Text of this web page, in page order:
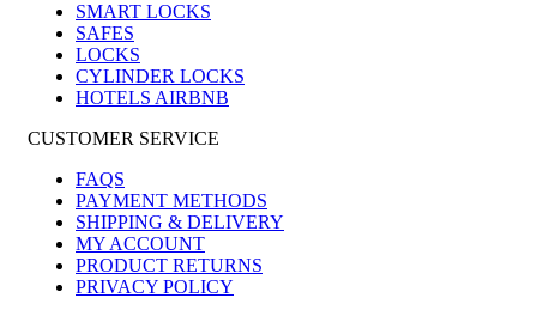
SMART LOCKS
SAFES
LOCKS
CYLINDER LOCKS
HOTELS AIRBNB
CUSTOMER SERVICE
FAQS
PAYMENT METHODS
SHIPPING & DELIVERY
MY ACCOUNT
PRODUCT RETURNS
PRIVACY POLICY